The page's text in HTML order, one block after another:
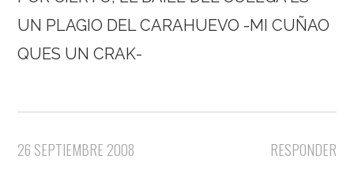
UN PLAGIO DEL CARAHUEVO -MI CUÑAO
QUES UN CRAK-
RESPONDER
26 SEPTIEMBRE 2008